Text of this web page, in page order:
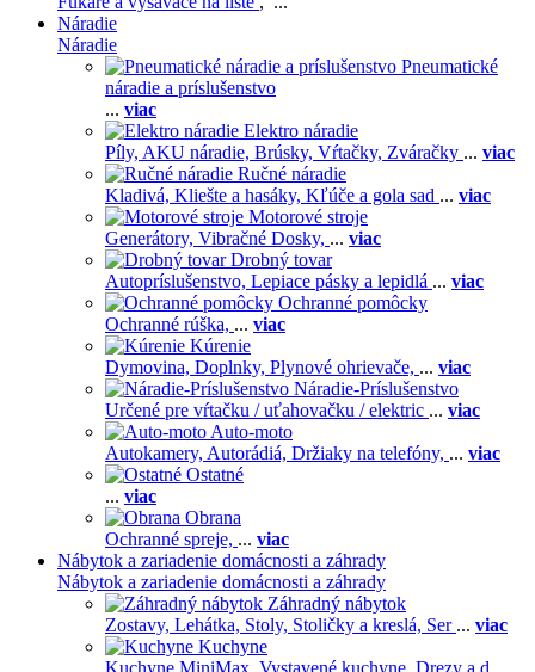
Náradie
Náradie
Pneumatické
náradie a príslušenstvo
... viac
Elektro náradie
Píly, AKU náradie, Brúsky, Vŕtačky, Zváračky ... viac
Ručné náradie
Kladivá, Kliešte a hasáky, Kľúče a gola sad ... viac
Motorové stroje
Generátory, Vibračné Dosky, ... viac
Drobný tovar
Autopríslušenstvo, Lepiace pásky a lepidlá ... viac
Ochranné pomôcky
Ochranné rúška, ... viac
Kúrenie
Dymovina, Doplnky, Plynové ohrievače, ... viac
Náradie-Príslušenstvo
Určené pre vŕtačku / uťahovačku / elektric ... viac
Auto-moto
Autokamery, Autorádiá, Držiaky na telefóny, ... viac
Ostatné
... viac
Obrana
Ochranné spreje, ... viac
Nábytok a zariadenie domácnosti a záhrady
Nábytok a zariadenie domácnosti a záhrady
Záhradný nábytok
Zostavy, Lehátka, Stoly, Stoličky a kreslá, Ser ... viac
Kuchyne
Kuchyne MiniMax, Vystavené kuchyne, Drezy a d ...